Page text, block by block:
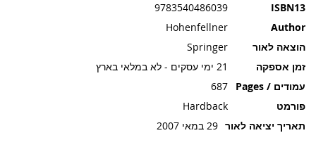
ISBN13
9783540486039
Author
Hohenfellner
הוצאה לאור
Springer
זמן אספקה
21 ימי עסקים - לא במלאי בארץ
עמודים / Pages
687
פורמט
Hardback
תאריך יציאה לאור 29 במאי 2007